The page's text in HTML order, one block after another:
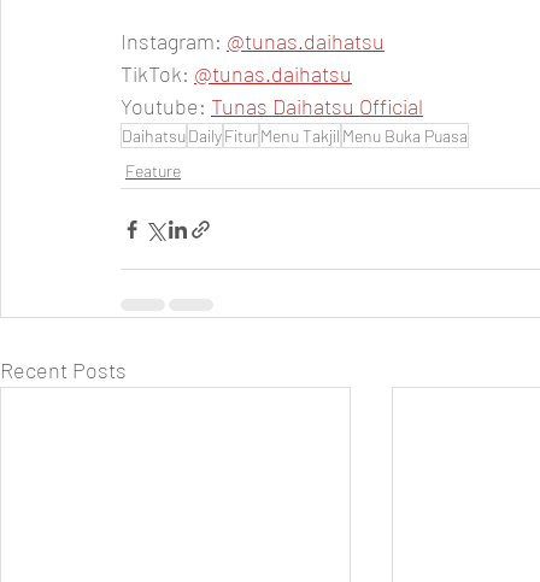
Instagram: @tunas.daihatsu
TikTok: @tunas.daihatsu
Youtube: Tunas Daihatsu Official
DaihatsuDailyFiturMenu Takjil Menu Buka Puasa
Feature
Recent Posts